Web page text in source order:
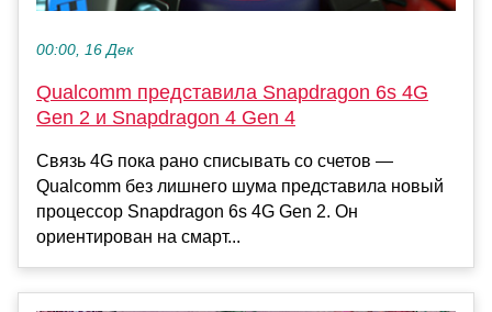
00:00, 16 Дек
Qualcomm представила Snapdragon 6s 4G
Gen 2 и Snapdragon 4 Gen 4
Связь 4G пока рано списывать со счетов —
Qualcomm без лишнего шума представила новый
процессор Snapdragon 6s 4G Gen 2. Он
ориентирован на смарт...